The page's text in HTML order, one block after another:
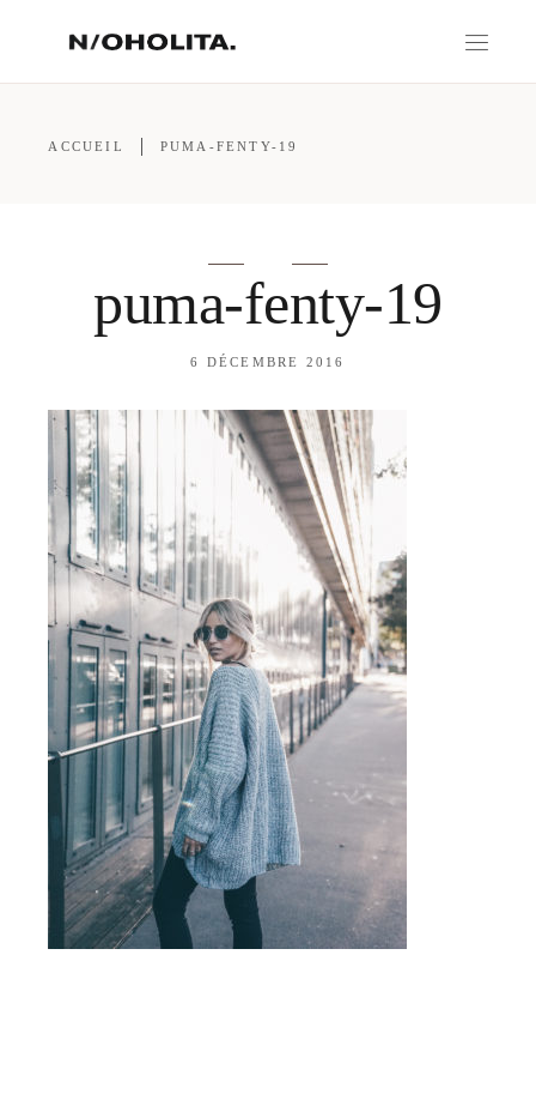
ACCUEIL PUMA-FENTY-19
puma-fenty-19
6 DÉCEMBRE 2016